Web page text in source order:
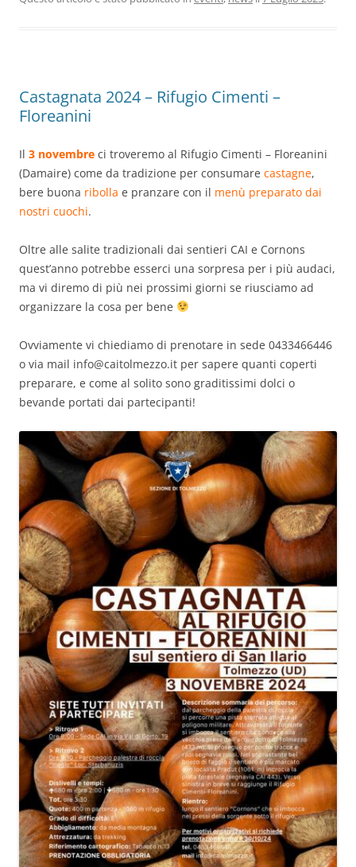
Castagnata 2024 – Rifugio Cimenti –
Floreanini
Il 3 novembre ci troveremo al Rifugio Cimenti – Floreanini
(Damaire) come da tradizione per consumare castagne,
bere buona ribolla e pranzare con il menù preparato dai
nostri cuochi.
Oltre alle salite tradizionali dai sentieri CAI e Cornons
quest’anno potrebbe esserci una sorpresa per i più audaci,
ma vi diremo di più nei prossimi giorni se riusciamo ad
organizzare la cosa per bene
Ovviamente vi chiediamo di prenotare in sede 0433466446
o via mail info@caitolmezzo.it per sapere quanti coperti
preparare, e come al solito sono graditissimi dolci o
bevande portati dai partecipanti!